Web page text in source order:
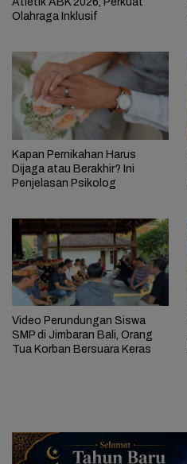
Olahraga Inklusif
Kapan Pernikahan Harus
Dijaga atau Berakhir? Ini
Penjelasan Psikolog
Video Perundungan Siswa
SMP di Jimbaran Bali, Orang
Tua Korban Bersuara Keras